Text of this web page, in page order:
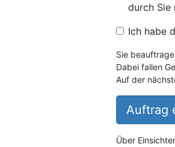
durch Sie
Ich habe
Sie
Dabei fallen
Auf der
Auftrag
Über